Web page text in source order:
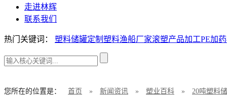
走进林辉
联系我们
热门关键词： 塑料储罐定制 塑料渔船厂家滚塑产品加工PE加
您所在的位置是： 首页 » 新闻资讯 » 塑业百科 » 20吨塑料